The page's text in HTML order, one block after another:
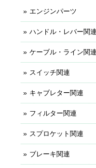
エンジンパーツ
ハンドル・レバー関連
ケーブル・ライン関連
スイッチ関連
キャブレター関連
フィルター関連
スプロケット関連
ブレーキ関連